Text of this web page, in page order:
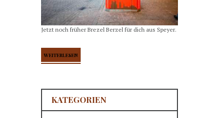
Jetzt noch früher Brezel Berzel für dich aus Speyer.
WEITERLESEN
KATEGORIEN